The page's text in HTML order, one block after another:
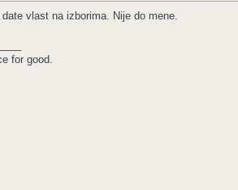
vlast na izborima. Nije do mene.
for good.